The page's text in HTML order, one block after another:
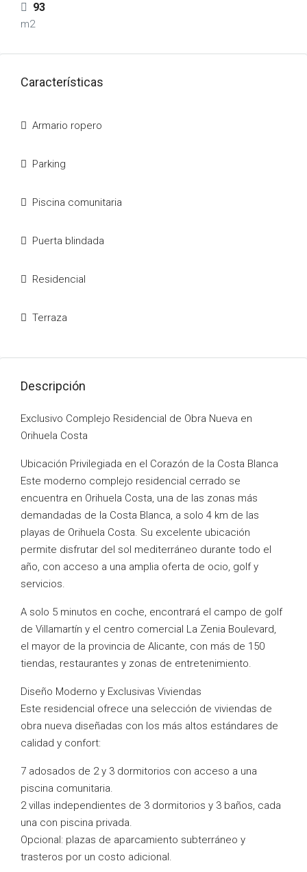
93
m2
Características
Armario ropero
Parking
Piscina comunitaria
Puerta blindada
Residencial
Terraza
Descripción
Exclusivo Complejo Residencial de Obra Nueva en
Orihuela Costa
Ubicación Privilegiada en el Corazón de la Costa Blanca
Este moderno complejo residencial cerrado se
encuentra en Orihuela Costa, una de las zonas más
demandadas de la Costa Blanca, a solo 4 km de las
playas de Orihuela Costa. Su excelente ubicación
permite disfrutar del sol mediterráneo durante todo el
año, con acceso a una amplia oferta de ocio, golf y
servicios.
A solo 5 minutos en coche, encontrará el campo de golf
de Villamartín y el centro comercial La Zenia Boulevard,
el mayor de la provincia de Alicante, con más de 150
tiendas, restaurantes y zonas de entretenimiento.
Diseño Moderno y Exclusivas Viviendas
Este residencial ofrece una selección de viviendas de
obra nueva diseñadas con los más altos estándares de
calidad y confort:
7 adosados de 2 y 3 dormitorios con acceso a una
piscina comunitaria.
2 villas independientes de 3 dormitorios y 3 baños, cada
una con piscina privada.
Opcional: plazas de aparcamiento subterráneo y
trasteros por un costo adicional.